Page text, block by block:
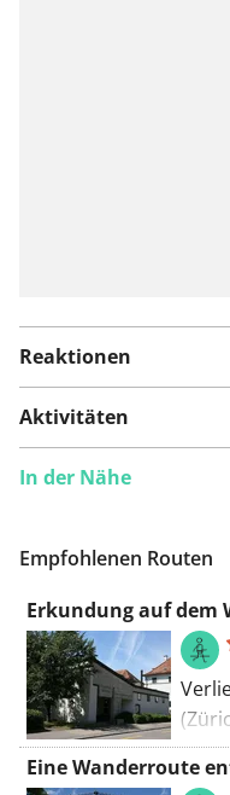
Reaktionen
Aktivitäten
In der Nähe
Empfohlenen Routen
Erkundung auf dem
Eine Wanderroute